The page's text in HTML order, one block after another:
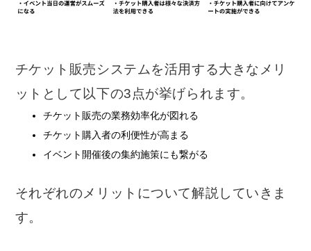
チケット販売システムを活用する大きなメリ
ットとして以下の3点が挙げられます。
チケット販売の業務効率化が図れる
チケット購入者の利便性が高まる
イベント開催後の集約施策にも繋がる
それぞれのメリットについて解説していきま
す。